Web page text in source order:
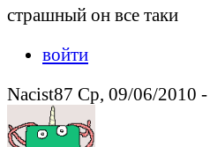
страшный он все таки
войти
Nacist87 Ср, 09/06/2010